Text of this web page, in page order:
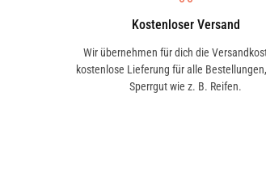
Kostenloser Versand
Wir übernehmen für dich die
kostenlose Lieferung für alle
Sperrgut wie z. B. Reifen.